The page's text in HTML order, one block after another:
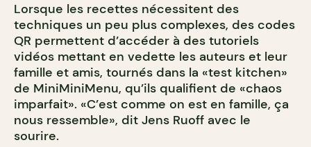
Lorsque les recettes nécessitent des
techniques un peu plus complexes, des codes
QR permettent d’accéder à des tutoriels
vidéos mettant en vedette les auteurs et leur
famille et amis, tournés dans la «test kitchen»
de MiniMiniMenu, qu’ils qualifient de «chaos
imparfait». «C’est comme on est en famille, ça
nous ressemble», dit Jens Ruoff avec le
sourire.